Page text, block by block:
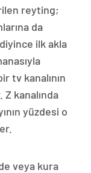
reyting;
da
ilk akla
tv kanalının
Z kanalında
yüzdesi o
veya kura